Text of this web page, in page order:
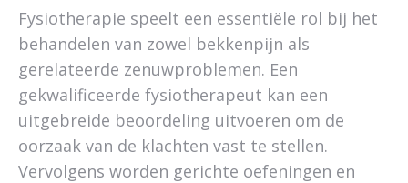
Fysiotherapie speelt een essentiële rol bij het
behandelen van zowel bekkenpijn als
gerelateerde zenuwproblemen. Een
gekwalificeerde fysiotherapeut kan een
uitgebreide beoordeling uitvoeren om de
oorzaak van de klachten vast te stellen.
Vervolgens worden gerichte oefeningen en